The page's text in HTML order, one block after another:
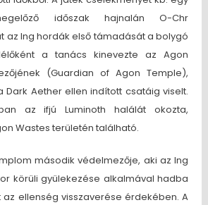
időszak hajnalán O-Chr
az Ing hordák első támadását a bolygó
a tanács kinevezte az Agon
(Guardian of Agon Temple),
Aether ellen indított csatáig viselt.
az ifjú Luminoth halálát okozta,
Wastes területén található.
második védelmezője, aki az Ing
körüli gyülekezése alkalmával hadba
ellenség visszaverése érdekében. A